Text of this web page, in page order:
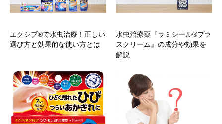
エクシブ®で水虫治療！正しい
選び方と効果的な使い方とは
水虫治療薬『ラミシール®プラ
スクリーム』の成分や効果を
解説